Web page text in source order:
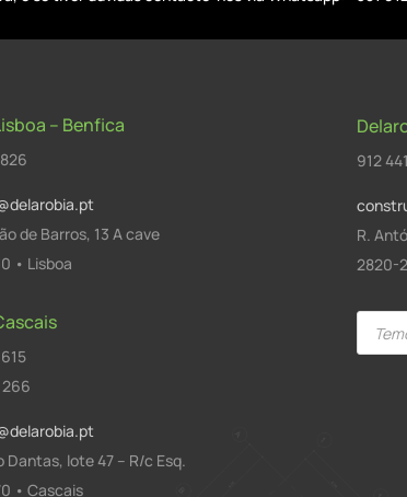
– Benfica
de Barros, 13 A cave
• Lisboa
Dantas, lote 47 – R/c Esq.
• Cascais
912
R.
2820-